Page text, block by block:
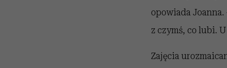
opowiada
z czymś, co lubi.
Zajęcia